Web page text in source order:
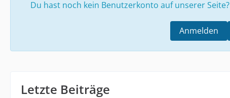
Du hast noch kein Benutzerkonto auf unserer Seite?
Anmelden
Letzte Beiträge